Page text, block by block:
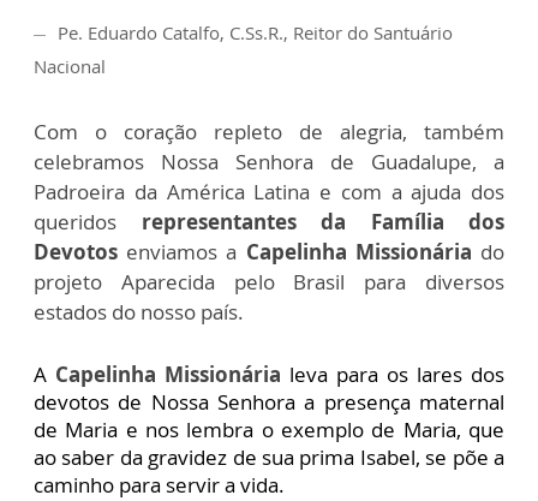
Pe. Eduardo Catalfo, C.Ss.R., Reitor do Santuário
Nacional
Com o coração repleto de alegria, também
celebramos Nossa Senhora de Guadalupe, a
Padroeira da América Latina e com a ajuda dos
queridos representantes da Família dos
Devotos enviamos a Capelinha Missionária do
projeto Aparecida pelo Brasil para diversos
estados do nosso país.
A Capelinha Missionária leva para os lares dos
devotos de Nossa Senhora a presença maternal
de Maria e nos lembra o exemplo de Maria, que
ao saber da gravidez de sua prima Isabel, se põe a
caminho para servir a vida.